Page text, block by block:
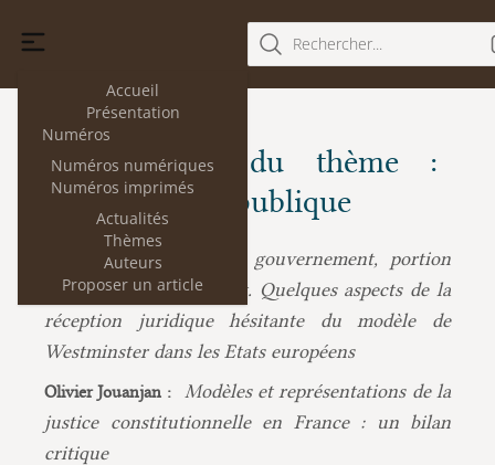
Accueil
Présentation
Numéros
Numéros numériques
Numéros imprimés
Actualités
Thèmes
Auteurs
Proposer un article
Rechercher...
Les articles du thème :
Cinquième République
Armel Le Divellec :
Le gouvernement, portion
dirigeante du Parlement. Quelques aspects de la
réception juridique hésitante du modèle de
Westminster dans les Etats européens
Olivier Jouanjan :
Modèles et représentations de la
justice constitutionnelle en France : un bilan
critique